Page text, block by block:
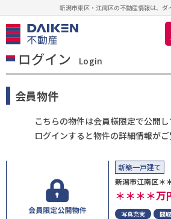
新潟市東区・江南区の不動産情報は、ダ
ログイン Login
会員物件
こちらの物件は会員様限定で公開し
ログインすると物件の詳細情報がご
新築一戸建て
新潟市江南区＊
＊＊＊＊万
写真充実
間